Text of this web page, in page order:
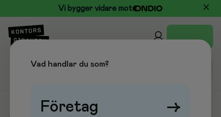
Vi bygger vidare mot
Vad handlar du som?
Företag →